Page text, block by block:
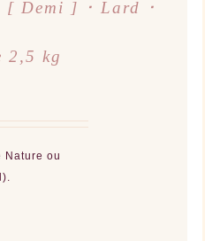
[ Demi ] ･ Lard ･
2,5 kg
Nature ou